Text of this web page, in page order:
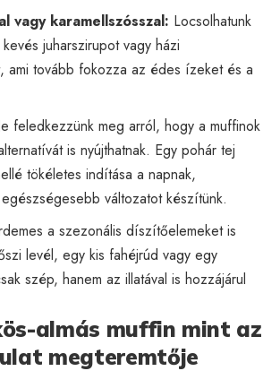
vagy karamellszósszal: Locsolhatunk
juharszirupot vagy házi
ami tovább fokozza az édes ízeket és a
feledkezzünk meg arról, hogy a muffinok
is nyújthatnak. Egy pohár tej
tökéletes indítása a napnak,
változatot készítünk.
a szezonális díszítőelemeket is
levél, egy kis fahéjrúd vagy egy
szép, hanem az illatával is hozzájárul
almás muffin mint az
megteremtője